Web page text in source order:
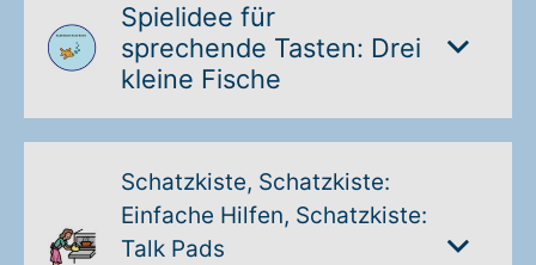
Spielidee für
sprechende Tasten: Drei
kleine Fische
Schatzkiste, Schatzkiste:
Einfache Hilfen, Schatzkiste:
Talk Pads